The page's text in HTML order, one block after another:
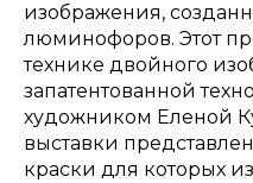
изображения,
люминофоров. Этот
технике двойного
запатентованной
художником Еленой
выставки
краски для которых